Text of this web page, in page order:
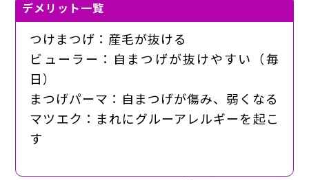
デメリット一覧
つけまつげ：産毛が抜ける
ビューラー：自まつげが抜けやすい（毎
日）
まつげパーマ：自まつげが傷み、弱くなる
マツエク：まれにグルーアレルギーを起こ
す